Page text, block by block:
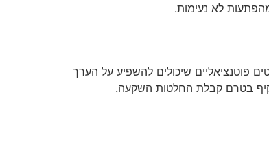
לא נעימות.
פוטנציאליים שיכולים להשפיע על הערך
בטרם קבלת החלטות השקעה.